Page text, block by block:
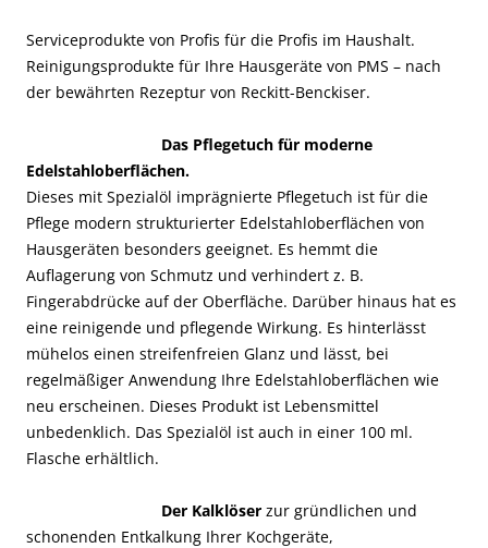
Serviceprodukte von Profis für die Profis im Haushalt.
Reinigungsprodukte für Ihre Hausgeräte von PMS – nach
der bewährten Rezeptur von Reckitt-Benckiser.
Das Pflegetuch für moderne
Edelstahloberflächen.
Dieses mit Spezialöl imprägnierte Pflegetuch ist für die
Pflege modern strukturierter Edelstahloberflächen von
Hausgeräten besonders geeignet. Es hemmt die
Auflagerung von Schmutz und verhindert z. B.
Fingerabdrücke auf der Oberfläche. Darüber hinaus hat es
eine reinigende und pflegende Wirkung. Es hinterlässt
mühelos einen streifenfreien Glanz und lässt, bei
regelmäßiger Anwendung Ihre Edelstahloberflächen wie
neu erscheinen. Dieses Produkt ist Lebensmittel
unbedenklich. Das Spezialöl ist auch in einer 100 ml.
Flasche erhältlich.
Der Kalklöser zur gründlichen und
schonenden Entkalkung Ihrer Kochgeräte,